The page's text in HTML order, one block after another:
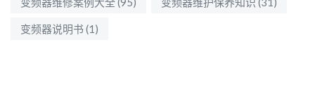
变频器说明书 (1)